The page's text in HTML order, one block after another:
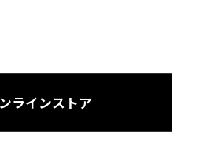
マイクロパンチング伸縮性ショ
裾なし、肩甲骨の間に通路があ
ラインストア